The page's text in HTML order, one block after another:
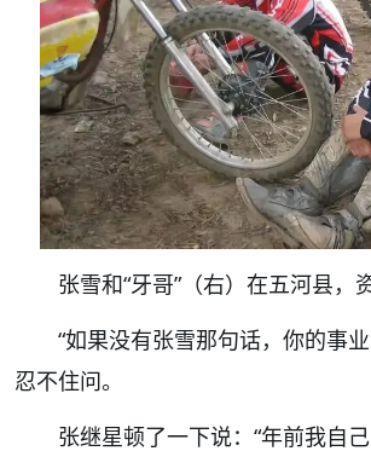
张雪和“牙哥”（右）在五河县，
“如果没有张雪那句话，你的事
忍不住问。
张继星顿了一下说：“年前我自